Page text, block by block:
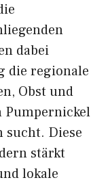
dabe​i
die regional​e
Obst und
Pumper‌nickel​
su⁠c‌ht. Diese
stärkt
l‍okale